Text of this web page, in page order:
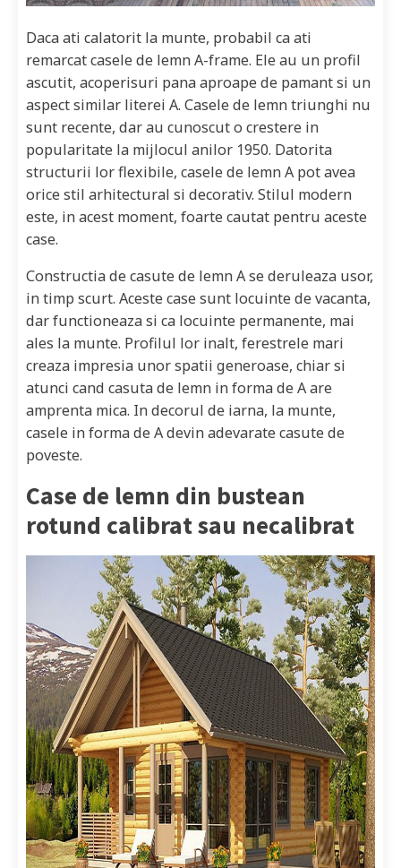
Daca ati calatorit la munte, probabil ca ati
remarcat casele de lemn A-frame. Ele au un profil
ascutit, acoperisuri pana aproape de pamant si un
aspect similar literei A. Casele de lemn triunghi nu
sunt recente, dar au cunoscut o crestere in
popularitate la mijlocul anilor 1950. Datorita
structurii lor flexibile, casele de lemn A pot avea
orice stil arhitectural si decorativ. Stilul modern
este, in acest moment, foarte cautat pentru aceste
case.
Constructia de casute de lemn A se deruleaza usor,
in timp scurt. Aceste case sunt locuinte de vacanta,
dar functioneaza si ca locuinte permanente, mai
ales la munte. Profilul lor inalt, ferestrele mari
creaza impresia unor spatii generoase, chiar si
atunci cand casuta de lemn in forma de A are
amprenta mica. In decorul de iarna, la munte,
casele in forma de A devin adevarate casute de
poveste.
Case de lemn din bustean
rotund calibrat sau necalibrat